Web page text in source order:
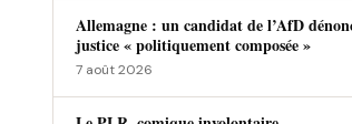
Allemagne : un candidat de l’AfD
justice « politiquement composée »
7 août 2026